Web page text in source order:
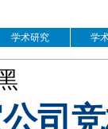
学术研究 学
司